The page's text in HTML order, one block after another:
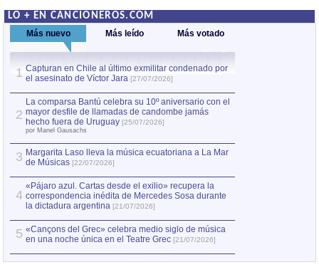
LO + EN CANCIONEROS.COM
Más nuevo Más leído Más votado
1 Capturan en Chile al último exmilitar condenado por
el asesinato de Víctor Jara [27/07/2026]
2
La comparsa Bantú celebra su 10º aniversario con el
mayor desfile de llamadas de candombe jamás
hecho fuera de Uruguay [25/07/2026]
por Manel Gausachs
3 Margarita Laso lleva la música ecuatoriana a La Mar
de Músicas [22/07/2026]
4
«Pájaro azul. Cartas desde el exilio» recupera la
correspondencia inédita de Mercedes Sosa durante
la dictadura argentina [21/07/2026]
5 «Cançons del Grec» celebra medio siglo de música
en una noche única en el Teatre Grec [21/07/2026]